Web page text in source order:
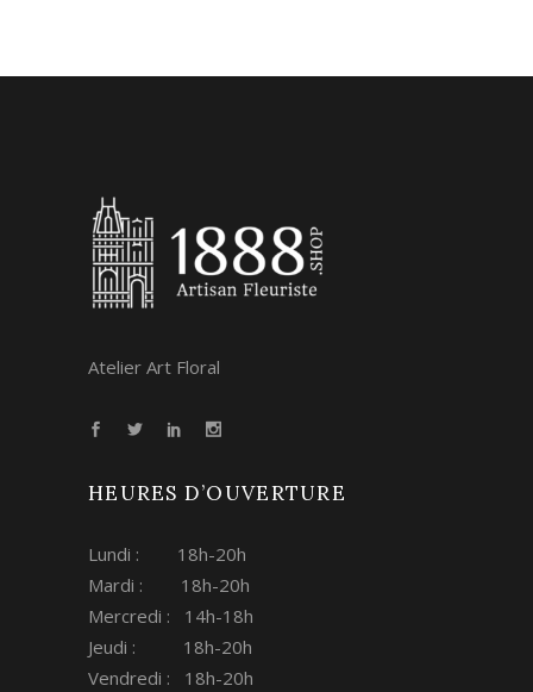
Atelier Art Floral
HEURES D’OUVERTURE
Lundi : 18h-20h
Mardi : 18h-20h
Mercredi : 14h-18h
Jeudi : 18h-20h
Vendredi : 18h-20h